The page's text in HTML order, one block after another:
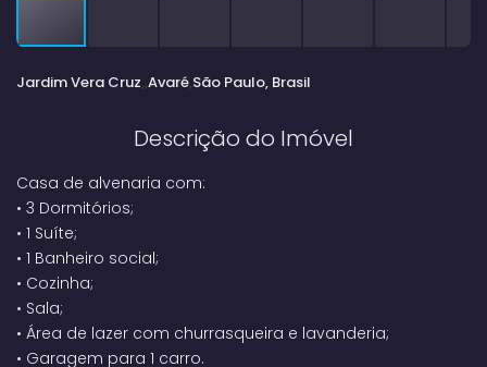
Jardim Vera Cruz Avaré São Paulo, Brasil
Descrição do Imóvel
Casa de alvenaria com:
• 3 Dormitórios;
• 1 Suíte;
• 1 Banheiro social;
• Cozinha;
• Sala;
• Área de lazer com churrasqueira e lavanderia;
• Garagem para 1 carro.